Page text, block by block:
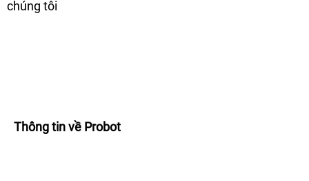
chúng tôi
Thông tin về Probot